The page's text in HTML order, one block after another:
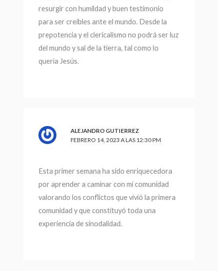
resurgir con humildad y buen testimonio
para ser creíbles ante el mundo. Desde la
prepotencia y el clericalismo no podrá ser luz
del mundo y sal de la tierra, tal como lo
quería Jesús.
ALEJANDRO GUTIERREZ
FEBRERO 14, 2023 A LAS 12:30 PM
Esta primer semana ha sido enriquecedora
por aprender a caminar con mi comunidad
valorando los conflictos que vivió la primera
comunidad y que constituyó toda una
experiencia de sinodalidad.